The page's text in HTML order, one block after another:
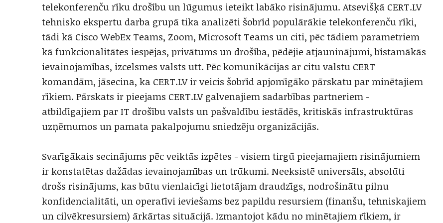
telekonferenču rīku drošību un lūgumus ieteikt labāko risinājumu. Atsevišķā CERT.LV
tehnisko ekspertu darba grupā tika analizēti šobrīd populārākie telekonferenču rīki,
tādi kā Cisco WebEx Teams, Zoom, Microsoft Teams un citi, pēc tādiem parametriem
kā funkcionalitātes iespējas, privātums un drošība, pēdējie atjauninājumi, bīstamākās
ievainojamības, izcelsmes valsts utt. Pēc komunikācijas ar citu valstu CERT
komandām, jāsecina, ka CERT.LV ir veicis šobrīd apjomīgāko pārskatu par minētajiem
rīkiem. Pārskats ir pieejams CERT.LV galvenajiem sadarbības partneriem -
atbildīgajiem par IT drošību valsts un pašvaldību iestādēs, kritiskās infrastruktūras
uzņēmumos un pamata pakalpojumu sniedzēju organizācijās.
Svarīgākais secinājums pēc veiktās izpētes - visiem tirgū pieejamajiem risinājumiem
ir konstatētas dažādas ievainojamības un trūkumi. Neeksistē universāls, absolūti
drošs risinājums, kas būtu vienlaicīgi lietotājam draudzīgs, nodrošinātu pilnu
konfidencialitāti, un operatīvi ieviešams bez papildu resursiem (finanšu, tehniskajiem
un cilvēkresursiem) ārkārtas situācijā. Izmantojot kādu no minētajiem rīkiem, ir